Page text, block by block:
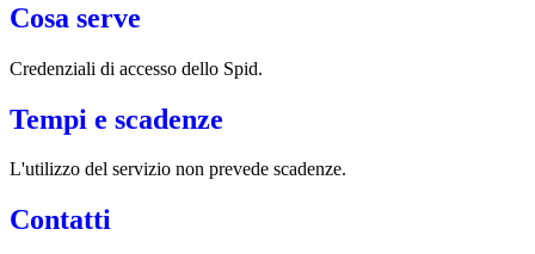
Cosa serve
Credenziali di accesso dello Spid.
Tempi e scadenze
L'utilizzo del servizio non prevede scadenze.
Contatti